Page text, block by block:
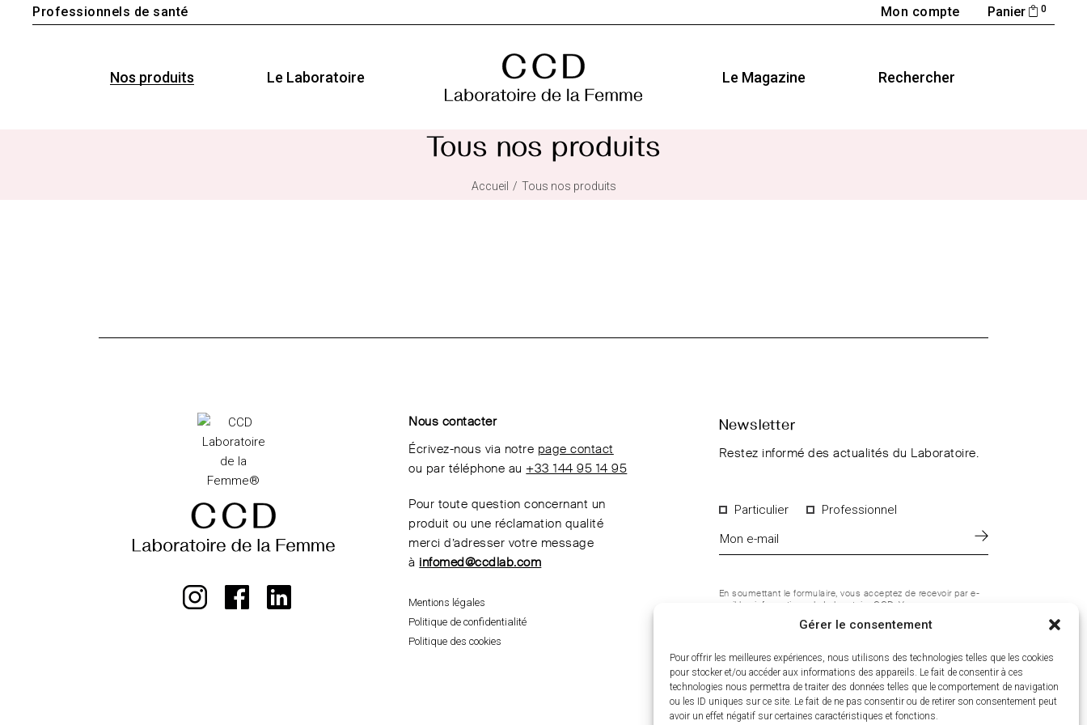
Gérer le consentement
Pour offrir les meilleures expériences, nous utilisons des technologies telles que les cookies
pour stocker et/ou accéder aux informations des appareils. Le fait de consentir à ces
technologies nous permettra de traiter des données telles que le comportement de navigation
ou les ID uniques sur ce site. Le fait de ne pas consentir ou de retirer son consentement peut
avoir un effet négatif sur certaines caractéristiques et fonctions.
Professionnels de santé Mon compte Panier 0
Nos produits Le Laboratoire Le Magazine Rechercher
Tous nos produits
Accueil Tous nos produits
Nous contacter
Écrivez-nous via notre page contact
ou par téléphone au +33 144 95 14 95
Pour toute question concernant un
produit ou une réclamation qualité
merci d’adresser votre message
à infomed@ccdlab.com
Mentions légales
Politique de confidentialité
Politique des cookies
Newsletter
Restez informé des actualités du Laboratoire.
Particulier Professionnel
En soumettant le formulaire, vous acceptez de recevoir par e-
mail les informations du Laboratoire CCD. Vous pouvez vous
traitement de vos données personnelles, consultez notre